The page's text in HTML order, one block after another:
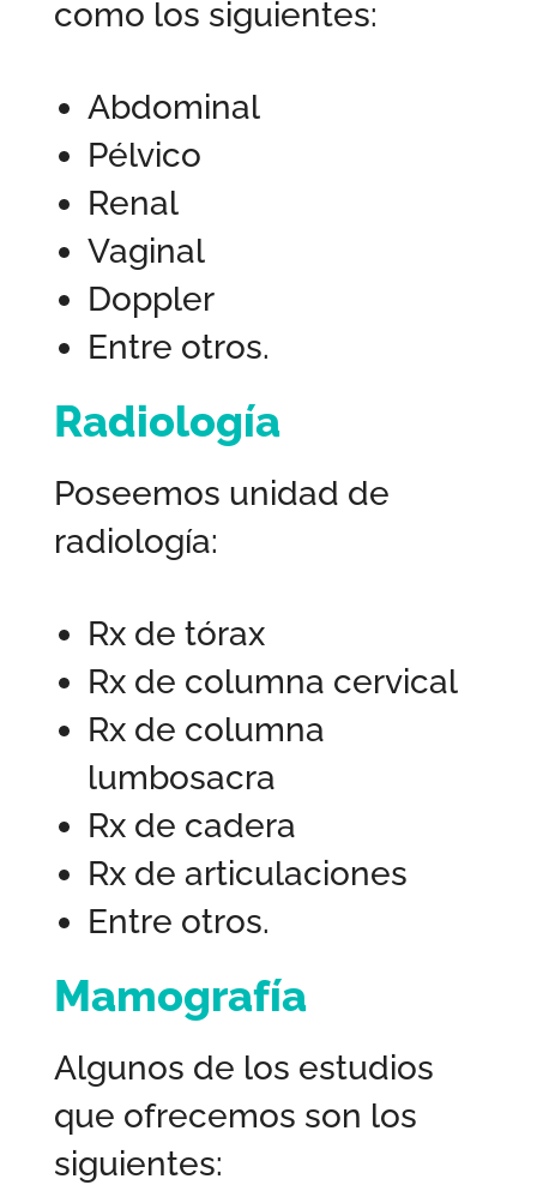
como los siguientes:
Abdominal
Pélvico
Renal
Vaginal
Doppler
Entre otros.
Radiología
Poseemos unidad de
radiología:
Rx de tórax
Rx de columna cervical
Rx de columna
lumbosacra
Rx de cadera
Rx de articulaciones
Entre otros.
Mamografía
Algunos de los estudios
que ofrecemos son los
siguientes: